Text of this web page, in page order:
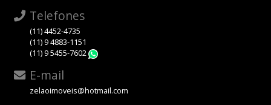
Telefones
(11) 4452-4735
(11) 9 4883-1151
(11) 9 5455-7602
E-mail
zelaoimoveis@hotmail.com